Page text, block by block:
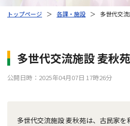
トップページ ＞ 各課・施設 ＞ 多世代交
多世代交流施設 麦秋苑
公開日時：2025年04月07日 17時26分
多世代交流施設 麦秋苑は、古民家